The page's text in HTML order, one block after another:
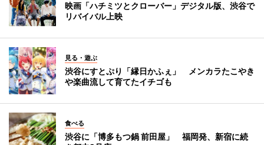
映画「ハチミツとクローバー」デジタル版、渋谷で
リバイバル上映
見る・遊ぶ
渋谷にすとぷり「縁日かふぇ」 メンカラたこやき
や楽曲流して育てたイチゴも
食べる
渋谷に「博多もつ鍋 前田屋」 福岡発、新宿に続